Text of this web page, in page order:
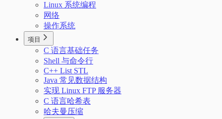
Linux 系统编程
网络
操作系统
项目
C 语言基础任务
Shell 与命令行
C++ List STL
Java 常见数据结构
实现 Linux FTP 服务器
C 语言哈希表
哈夫曼压缩